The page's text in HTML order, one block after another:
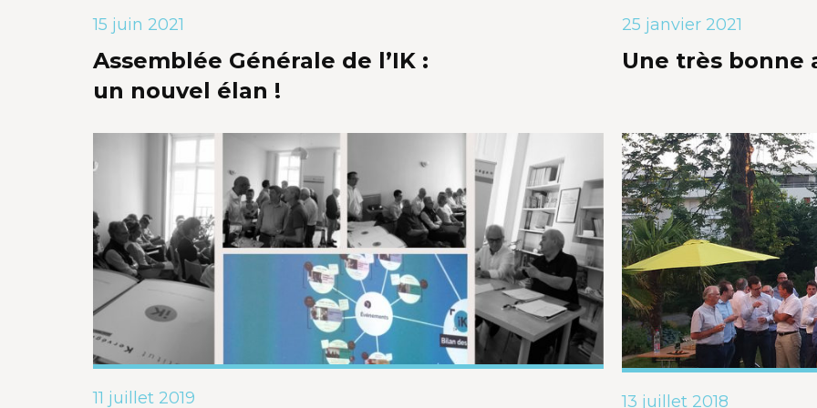
15 juin 2021
Assemblée Générale de l’IK :
un nouvel élan !
25 janvier 2021
Une très bonne
11 juillet 2019 13 juillet 2018